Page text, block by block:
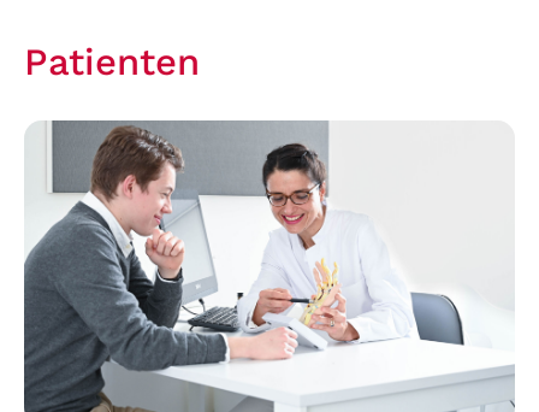
Patienten